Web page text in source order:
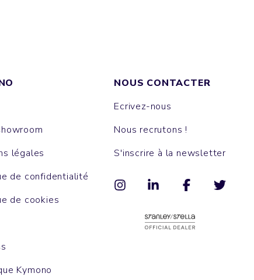
légales
de confidentialité
de cookies
Kymono
NOUS CONTACTER
Ecrivez-nous
Nous recrutons !
S'inscrire à la newsletter